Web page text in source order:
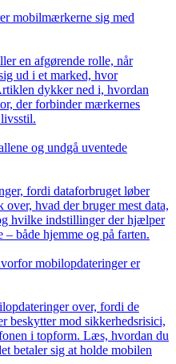
mobilmærkerne sig med
en afgørende rolle, når
ud i et marked, hvor
dykker ned i, hvordan
der forbinder mærkernes
og undgå uventede
fordi dataforbruget løber
hvad der bruger mest data,
hvilke indstillinger der hjælper
både hjemme og på farten.
mobilopdateringer er
over, fordi de
beskytter mod sikkerhedsrisici,
i topform. Læs, hvordan du
betaler sig at holde mobilen